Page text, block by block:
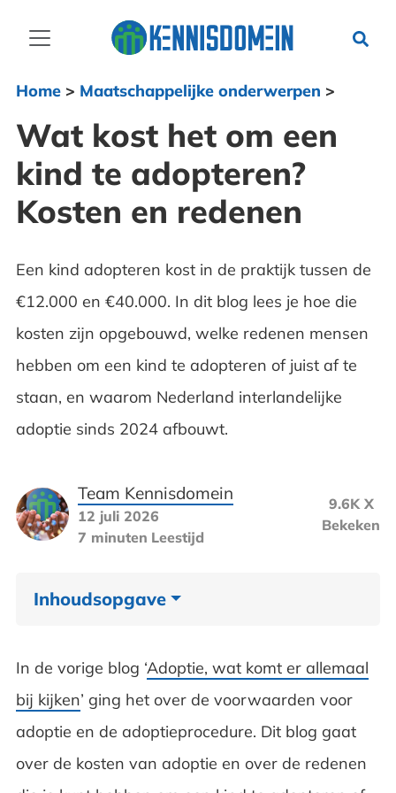
Home> Maatschappelijke onderwerpen >
Wat kost het om een
kind te adopteren?
Kosten en redenen
Een kind adopteren kost in de praktijk tussen de
€12.000 en €40.000. In dit blog lees je hoe die
kosten zijn opgebouwd, welke redenen mensen
hebben om een kind te adopteren of juist af te
staan, en waarom Nederland interlandelijke
adoptie sinds 2024 afbouwt.
Team Kennisdomein
12 juli 2026
7 minuten Leestijd
9.6K X
Bekeken
Inhoudsopgave
buitenland?
Wat zijn de kosten om een kind te
adopteren?
In de vorige blog ‘Adoptie, wat komt er allemaal
bij kijken’ ging het over de voorwaarden voor
adoptie en de adoptieprocedure. Dit blog gaat
over de kosten van adoptie en over de redenen